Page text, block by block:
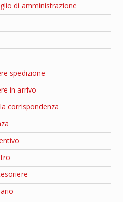
di amministrazione
spedizione
in arrivo
corrispondenza